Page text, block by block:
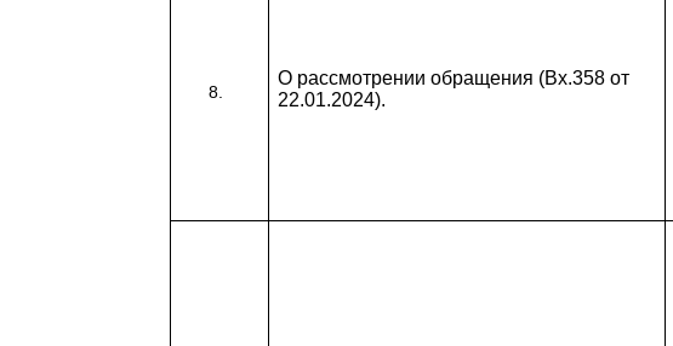
О рассмотрении обращения (Вх.358 от
22.01.2024).